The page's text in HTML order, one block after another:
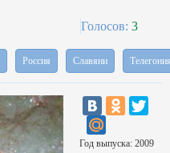
Голосов: 3
Россия Славяни
Год выпуска: 2009